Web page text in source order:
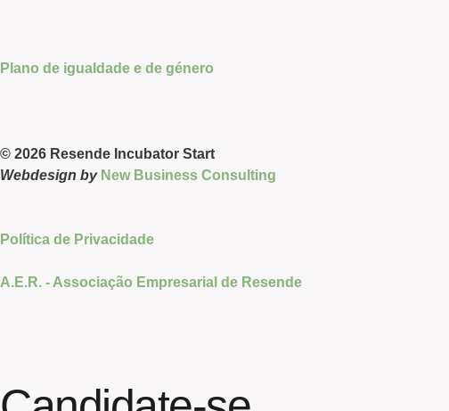
Plano de igualdade e de género
© 2026 Resende Incubator Start
Webdesign by New Business Consulting
Política de Privacidade
A.E.R. - Associação Empresarial de Resende